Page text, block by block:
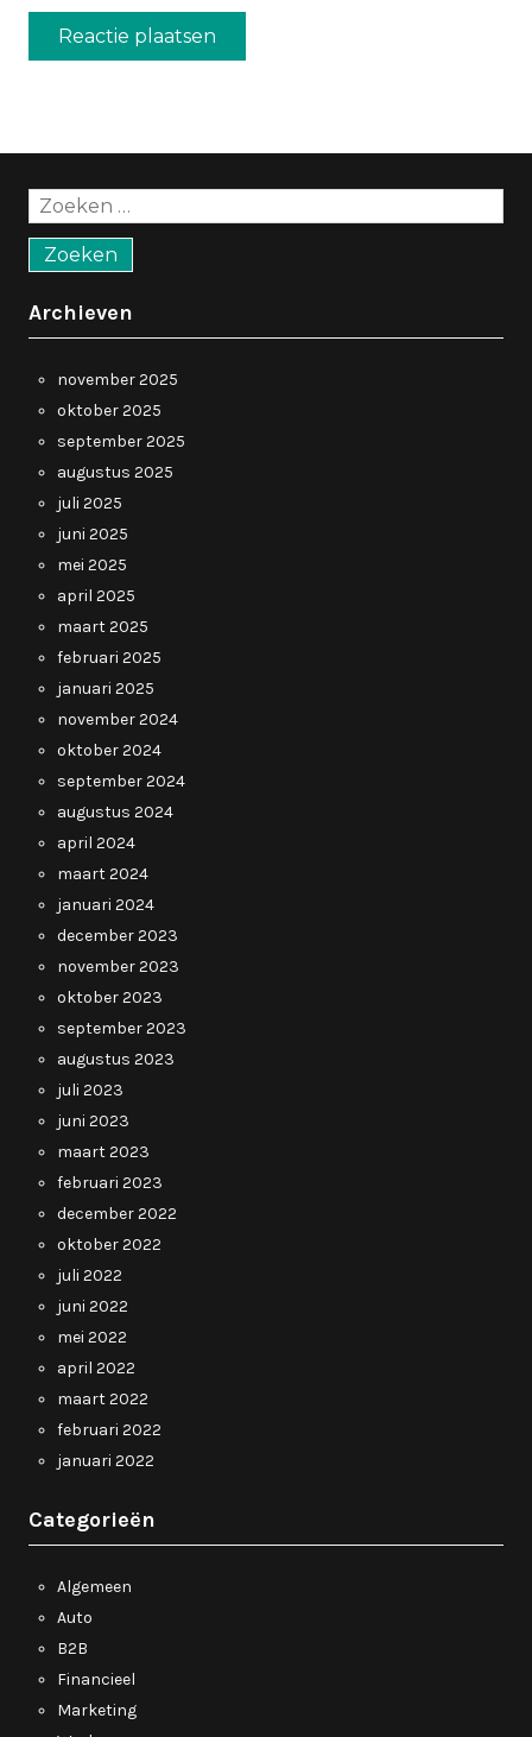
Zoeken
naar:
Archieven
november 2025
oktober 2025
september 2025
augustus 2025
juli 2025
juni 2025
mei 2025
april 2025
maart 2025
februari 2025
januari 2025
november 2024
oktober 2024
september 2024
augustus 2024
april 2024
maart 2024
januari 2024
december 2023
november 2023
oktober 2023
september 2023
augustus 2023
juli 2023
juni 2023
maart 2023
februari 2023
december 2022
oktober 2022
juli 2022
juni 2022
mei 2022
april 2022
maart 2022
februari 2022
januari 2022
Categorieën
Algemeen
Auto
B2B
Financieel
Marketing